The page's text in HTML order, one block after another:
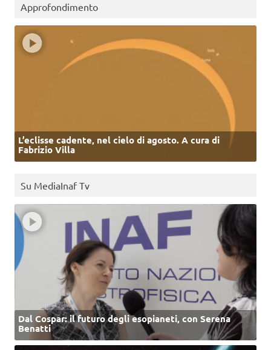
Approfondimento
L’eclisse cadente, nel cielo di agosto. A cura di
Fabrizio Villa
Su MediaInaf Tv
Dal Cospar: il futuro degli esopianeti, con Serena
Benatti